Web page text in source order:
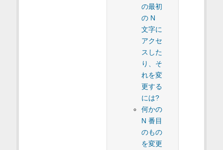
の最初
の N
文字に
アクセ
スした
り、そ
れを変
更する
には?
何かの
N 番目
のもの
を変更